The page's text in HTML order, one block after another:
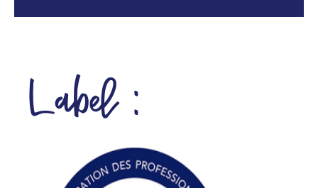
Label :